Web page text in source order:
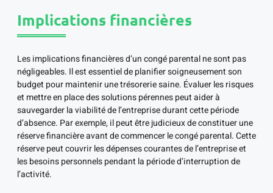
Implications financières
Les implications financières d’un congé parental ne sont pas
négligeables. Il est essentiel de planifier soigneusement son
budget pour maintenir une trésorerie saine. Évaluer les risques
et mettre en place des solutions pérennes peut aider à
sauvegarder la viabilité de l’entreprise durant cette période
d’absence. Par exemple, il peut être judicieux de constituer une
réserve financière avant de commencer le congé parental. Cette
réserve peut couvrir les dépenses courantes de l’entreprise et
les besoins personnels pendant la période d’interruption de
l’activité.